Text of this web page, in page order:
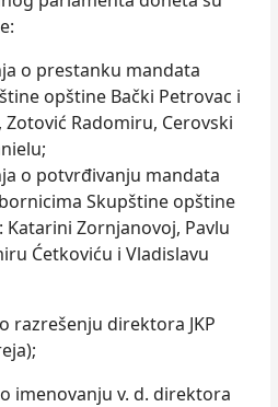
o prestanku mandata
opštine Bački Petrovac i
Radomiru, Cerovski
o potvrđivanju mandata
Skupštine opštine
Katarini Zornjanovoj, Pavlu
Ćetkoviću i Vladislavu
razrešenju direktora JKP
imenovanju v. d. direktora